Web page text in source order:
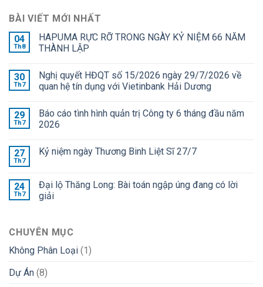
BÀI VIẾT MỚI NHẤT
04
Th8
HAPUMA RỰC RỠ TRONG NGÀY KỶ NIỆM 66 NĂM
THÀNH LẬP
30
Th7
Nghị quyết HĐQT số 15/2026 ngày 29/7/2026 về
quan hệ tín dụng với Vietinbank Hải Dương
29
Th7
Báo cáo tình hình quản trị Công ty 6 tháng đầu năm
2026
27
Th7
Kỷ niệm ngày Thương Binh Liệt Sĩ 27/7
24
Th7
Đại lộ Thăng Long: Bài toán ngập úng đang có lời
giải
CHUYÊN MỤC
Không Phân Loại (1)
Dự Án (8)